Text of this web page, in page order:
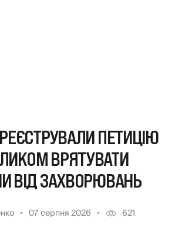
ПЕТИЦІЮ
ВРЯТУВАТИ
ВІД ЗАХВОРЮВАНЬ
07 серпня 2026 621